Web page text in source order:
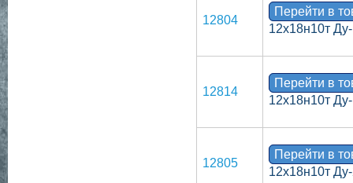
12804
Перейти в
12х18н10т
12814
Перейти в
12х18н10т
12805
Перейти в
12х18н10т